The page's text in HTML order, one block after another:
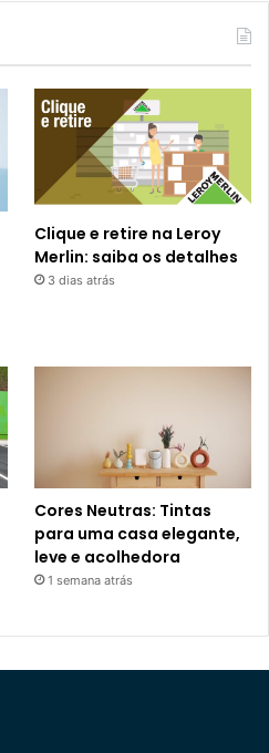
Clique e retire na Leroy
Merlin: saiba os detalhes
3 dias atrás
Cores Neutras: Tintas
para uma casa elegante,
leve e acolhedora
1 semana atrás